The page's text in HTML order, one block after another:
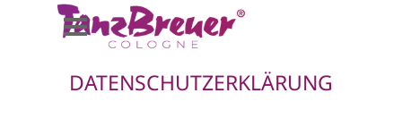
Direkt zum Seiteninhalt
Menü überspringen
DATENSCHUTZERKLÄRUNG